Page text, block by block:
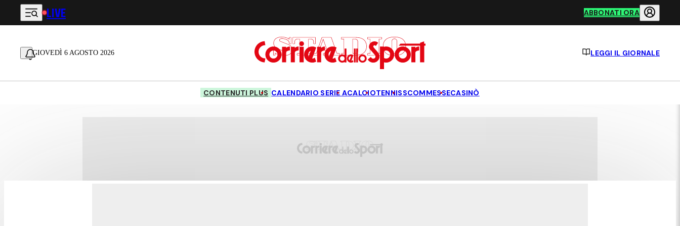
Vai al contenuto principale
LIVE ABBONATI ORA
GIOVEDÌ 6 AGOSTO 2026 LEGGI IL GIORNALE
CONTENUTI PLUS CALENDARIO SERIE ACALCIOTENNISSCOMMESSECASINÒ